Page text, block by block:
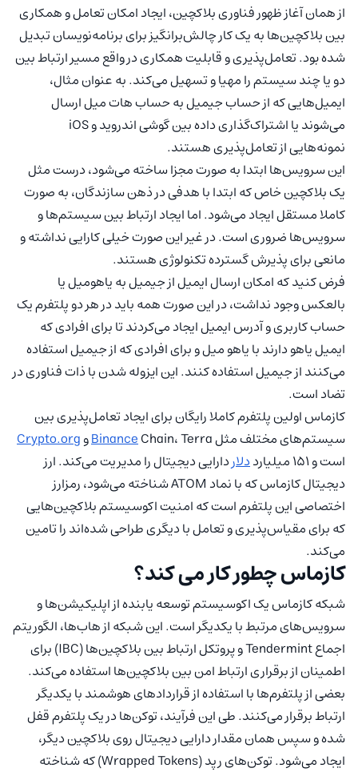
از همان آغاز ظهور فناوری بلاکچین، ایجاد امکان تعامل و همکاری
بین بلاکچین‌ها به یک کار چالش‌برانگیز برای برنامه‌نویسان تبدیل
شده بود. تعامل‌پذیری و قابلیت همکاری در واقع مسیر ارتباط بین
دو یا چند سیستم را مهیا و تسهیل می‌کند. به عنوان مثال،
ایمیل‌هایی که از حساب جیمیل به حساب هات میل ارسال
می‌شوند یا اشتراک‌گذاری داده بین گوشی اندروید و iOS
نمونه‌هایی از تعامل‌پذیری هستند.
این سرویس‌ها ابتدا به صورت مجزا ساخته می‌شود، درست مثل
یک بلاکچین خاص که ابتدا با هدفی در ذهن سازندگان، به صورت
کاملا مستقل ایجاد می‌شود. اما ایجاد ارتباط بین سیستم‌ها و
سرویس‌ها ضروری است. در غیر این صورت خیلی کارایی نداشته و
مانعی برای پذیرش گسترده تکنولوژی هستند.
فرض کنید که امکان ارسال ایمیل از جیمیل به یاهومیل یا
بالعکس وجود نداشت، در این صورت همه باید در هر دو پلتفرم یک
حساب کاربری و آدرس ایمیل ایجاد می‌کردند تا برای افرادی که
ایمیل یاهو دارند با یاهو میل و برای افرادی که از جیمیل استفاده
می‌کنند از جیمیل استفاده کنند. این ایزوله شدن با ذات فناوری در
تضاد است.
کازماس اولین پلتفرم کاملا رایگان برای ایجاد تعامل‌پذیری بین
سیستم‌های مختلف مثل
BinanceChain، Terra و
Crypto.org
است و ۱۵۱ میلیارد
دلاردارایی دیجیتال را مدیریت می‌کند. ارز
دیجیتال کازماس که با نماد ATOM شناخته می‌شود، رمزارز
اختصاصی این پلتفرم است که امنیت اکوسیستم بلاکچین‌هایی
که برای مقیاس‌پذیری و تعامل با دیگری طراحی شده‌اند را تامین
می‌کند.
کازماس چطور کار می کند؟
شبکه کازماس یک اکوسیستم توسعه یابنده از اپلیکیشن‌ها و
سرویس‌های مرتبط با یکدیگر است. این شبکه از هاب‌ها، الگوریتم
اجماع Tendermint و پروتکل ارتباط بین بلاکچین‌ها (IBC) برای
اطمینان از برقراری ارتباط امن بین بلاکچین‌ها استفاده می‌کند.
بعضی از پلتفرم‌ها با استفاده از قراردادهای هوشمند با یکدیگر
ارتباط برقرار می‌کنند. طی این فرآیند، توکن‌ها در یک پلتفرم قفل
شده و سپس همان مقدار دارایی دیجیتال روی بلاکچین دیگر،
ایجاد می‌شود. توکن‌های رپد (Wrapped Tokens) که شناخته